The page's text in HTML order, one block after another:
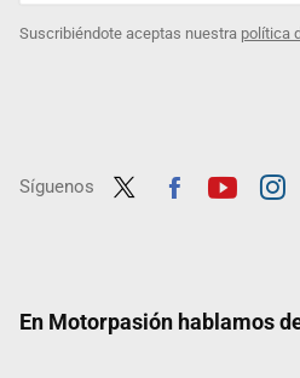
Suscribiéndote aceptas nuestra política
Síguenos
En Motorpasión hablamos